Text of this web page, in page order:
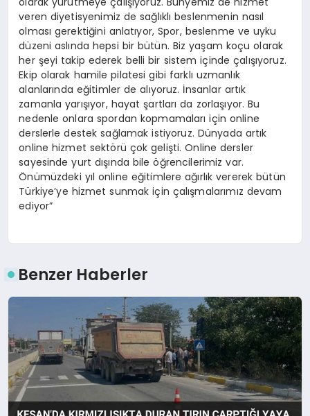
veren diyetisyenimiz de sağlıklı beslenmenin nasıl
olması gerektiğini anlatıyor, Spor, beslenme ve uyku
düzeni aslında hepsi bir bütün. Biz yaşam koçu olarak
her şeyi takip ederek belli bir sistem içinde çalışıyoruz.
Ekip olarak hamile pilatesi gibi farklı uzmanlık
alanlarında eğitimler de alıyoruz. İnsanlar artık
zamanla yarışıyor, hayat şartları da zorlaşıyor. Bu
nedenle onlara spordan kopmamaları için online
derslerle destek sağlamak istiyoruz. Dünyada artık
online hizmet sektörü çok gelişti. Online dersler
sayesinde yurt dışında bile öğrencilerimiz var.
Önümüzdeki yıl online eğitimlere ağırlık vererek bütün
Türkiye’ye hizmet sunmak için çalışmalarımız devam
ediyor”
Benzer Haberler